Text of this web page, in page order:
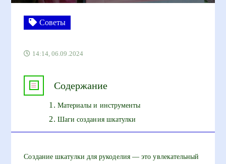
Советы
14:14, 06.09.2024
Содержание
Материалы и инструменты
Шаги создания шкатулки
Создание шкатулки для рукоделия — это увлекательный